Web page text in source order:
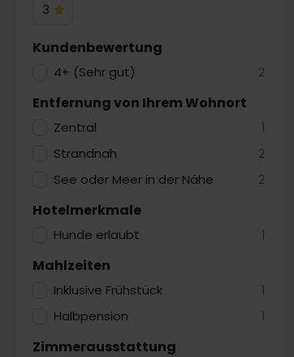
3
3
Kundenbewertung
4+ (Sehr gut) 2
Entfernung von Ihrem Wohnort
Zentral 1
Strandnah 2
See oder Meer in der Nähe 2
Hotelmerkmale
Hunde erlaubt 1
Mahlzeiten
Inklusive Frühstück 1
Halbpension 1
Zimmerausstattung